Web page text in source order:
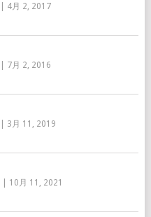
4月 2, 2017
7月 2, 2016
3月 11, 2019
10月 11, 2021